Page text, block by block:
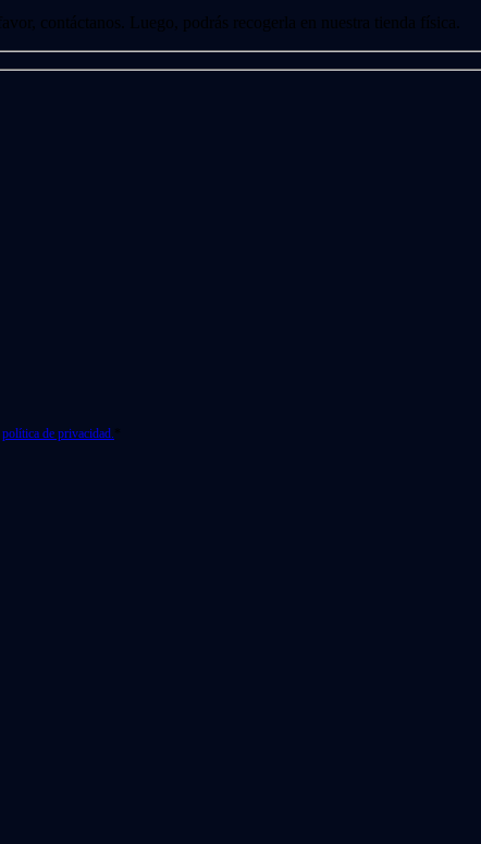
contáctanos. Luego, podrás recogerla en nuestra tienda física.
política de privacidad. *